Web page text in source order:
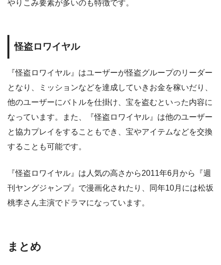
やりこみ要素が多いのも特徴です。
怪盗ロワイヤル
『怪盗ロワイヤル』はユーザーが怪盗グループのリーダー
となり、ミッションなどを達成していきお金を稼いだり、
他のユーザーにバトルを仕掛け、宝を盗むといった内容に
なっています。また、『怪盗ロワイヤル』は他のユーザー
と協力プレイをすることもでき、宝やアイテムなどを交換
することも可能です。
『怪盗ロワイヤル』は人気の高さから2011年6月から『週
刊ヤングジャンプ』で漫画化されたり、同年10月には松坂
桃李さん主演でドラマになっています。
まとめ